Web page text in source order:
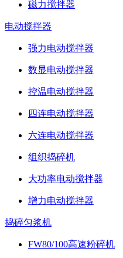
磁力搅拌器
电动搅拌器
强力电动搅拌器
数显电动搅拌器
控温电动搅拌器
四连电动搅拌器
六连电动搅拌器
组织捣碎机
大功率电动搅拌器
增力电动搅拌器
捣碎匀浆机
FW80/100高速粉碎机